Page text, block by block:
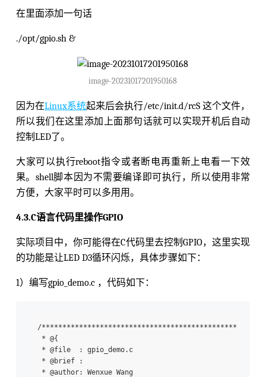
在里面添加一句话
./opt/gpio.sh &
image-20231017201950168
因为在Linux系统起来后会执行/etc/init.d/rcS 这个文件，
所以我们在这里添加上面那句话就可以实现开机后自动
控制LED了。
大家可以执行reboot指令或者断电再重新上电看一下效
果。shell脚本因为不需要编译即可执行，所以使用非常
方便，大家平时可以多用用。
4.3.C语言代码里操作GPIO
实际项目中，你可能得在C代码里去控制GPIO，这里实现
的功能是让LED D3循环闪烁，具体步骤如下：
1）编写gpio_demo.c ，代码如下：
/***********************************************
* @{
* @file  : gpio_demo.c
* @brief :
* @author: Wenxue Wang